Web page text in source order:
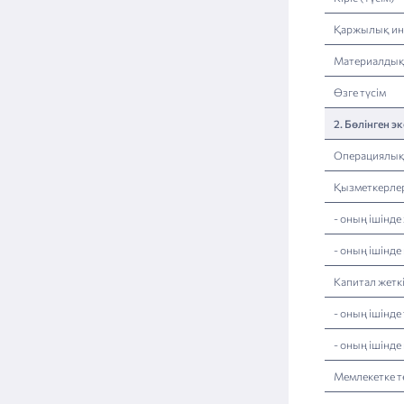
Қаржылық
Материалдық
Өзге түсім
2. Бөлінген
- оның
- оның ішінде
Капитал
- оның ішінде
- оның
Мемлекетке